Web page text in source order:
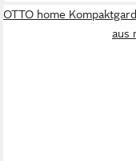
OTTO home
aus